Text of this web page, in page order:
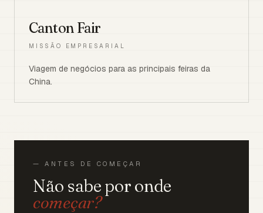
Canton Fair
MISSÃO EMPRESARIAL
Viagem de negócios para as principais feiras da
China.
— ANTES DE COMEÇAR
Não sabe por onde
começar?